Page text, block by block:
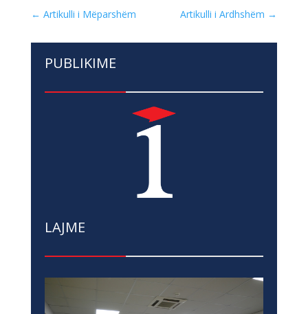
← Artikulli i Mëparshëm Artikulli i Ardhshëm →
PUBLIKIME
LAJME